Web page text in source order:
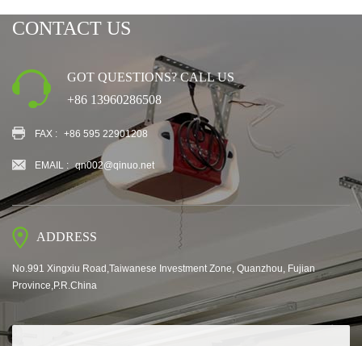
CONTACT US
GOT QUESTIONS? CALL US
+86 13960286508
FAX : +86 595 22901208
EMAIL : qn002@qinuo.net
ADDRESS
No.991 Xingxiu Road,Taiwanese Investment Zone, Quanzhou, Fujian
Province,P.R.China